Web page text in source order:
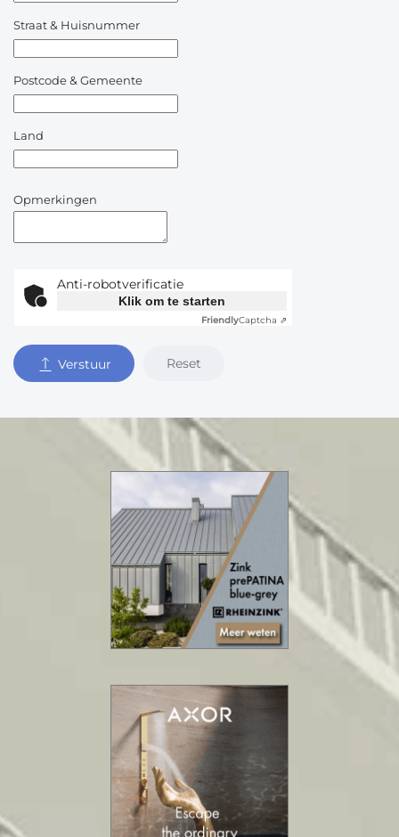
Straat & Huisnummer
Postcode & Gemeente
Land
Opmerkingen
Anti-robotverificatie
Klik om te starten
FriendlyCaptcha ⇗
Verstuur Reset